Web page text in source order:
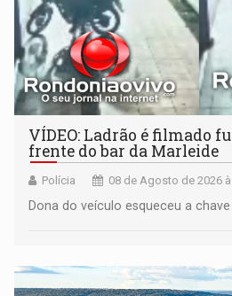
VÍDEO: Ladrão é filmado
frente do bar da Marleide
Polícia 08 de Agosto de 2026
Dona do veículo esqueceu a